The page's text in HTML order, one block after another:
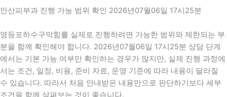
안산피부과 진행 가능 범위 확인 2026년07월06일 17시25분
영등포하수구막힘를 실제로 진행하려면 가능한 범위와 제한되는 부
분을 함께 확인해야 합니다. 2026년07월06일 17시25분 상담 단계
에서는 기본 가능 여부만 확인하는 경우가 많지만, 실제 진행 과정에
서는 조건, 일정, 비용, 준비 자료, 운영 기준에 따라 내용이 달라질
수 있습니다. 따라서 처음 안내받은 내용만으로 판단하기보다 세부
조건을 함께 살펴보는 것이 좋습니다.